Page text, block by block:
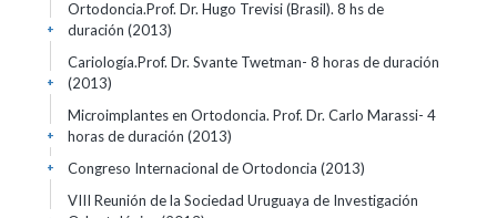
Ortodoncia.Prof. Dr. Hugo Trevisi (Brasil). 8 hs de
duración (2013)
+
Cariología.Prof. Dr. Svante Twetman- 8 horas de duración
(2013)
+
Microimplantes en Ortodoncia. Prof. Dr. Carlo Marassi- 4
horas de duración (2013)
+
Congreso Internacional de Ortodoncia (2013)
+
VIII Reunión de la Sociedad Uruguaya de Investigación